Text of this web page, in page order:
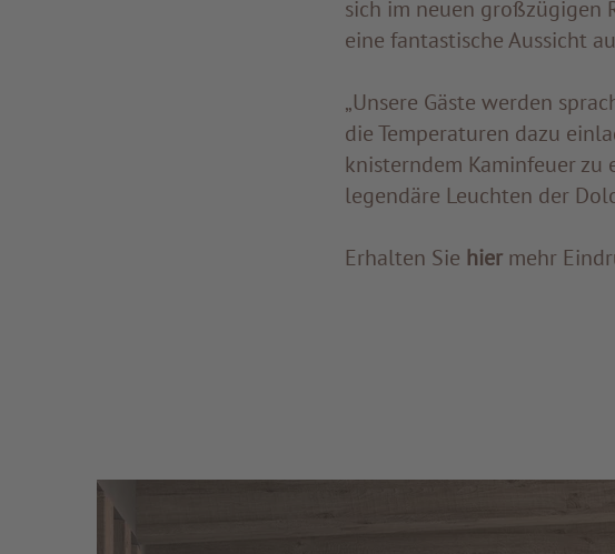
sich im neuen großzügigen
eine fantastische Aussicht
„Unsere Gäste werden
die Temperaturen dazu
knisterndem Kaminfeuer zu
legendäre Leuchten der
Erhalten Sie hier mehr